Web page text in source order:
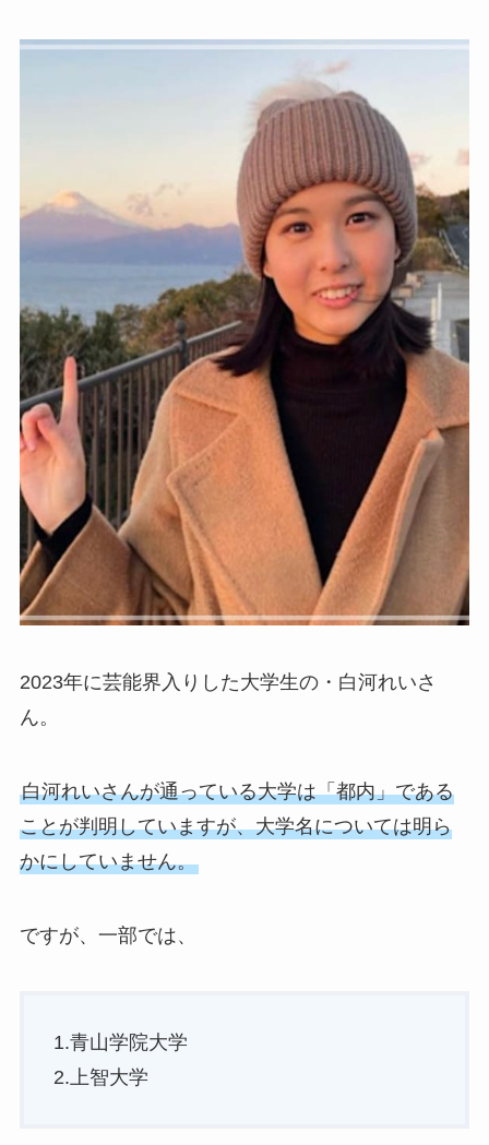
2023年に芸能界入りした大学生の・白河れいさ
ん。
白河れいさんが通っている大学は「都内」である
ことが判明していますが、大学名については明ら
かにしていません。
ですが、一部では、
1.青山学院大学
2.上智大学